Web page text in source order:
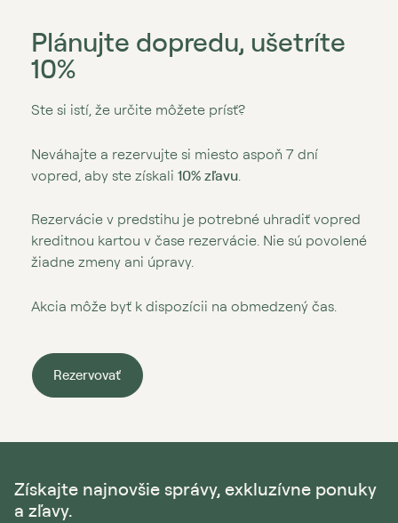
Plánujte dopredu, ušetríte
10%
Ste si istí, že určite môžete prísť?
Neváhajte a rezervujte si miesto aspoň 7 dní
vopred, aby ste získali 10% zľavu
Rezervácie v predstihu je potrebné uhradiť vopred
kreditnou kartou v čase rezervácie. Nie sú povolené
žiadne zmeny ani úpravy.
Akcia môže byť k dispozícii na obmedzený čas.
Rezervovať
Získajte najnovšie správy, exkluzívne ponuky
a zľavy.